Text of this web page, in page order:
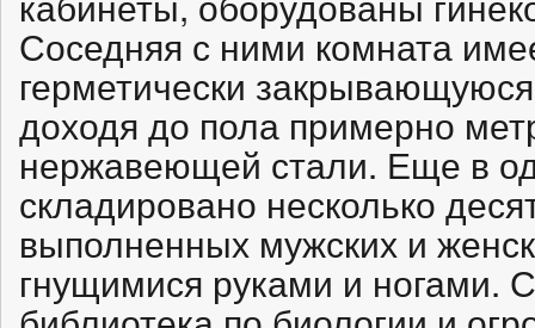
Соседняя с ними комната
герметически
доходя до пола примерно
нержавеющей стали. Еще в
складировано несколько
выполненных мужских и
гнущимися руками и ногами.